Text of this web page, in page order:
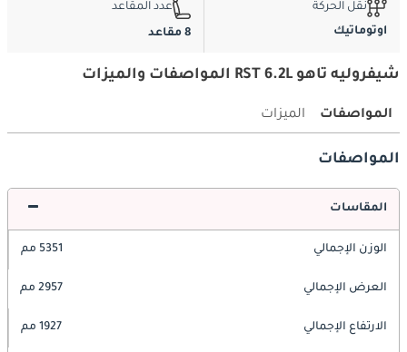
نقل الحركة
اوتوماتيك
عدد المقاعد
8 مقاعد
شيفروليه تاهو RST 6.2L المواصفات والميزات
المواصفات الميزات
المواصفات
المقاسات
الوزن الإجمالي 5351 مم
العرض الإجمالي 2957 مم
الارتفاع الإجمالي 1927 مم